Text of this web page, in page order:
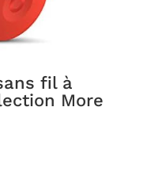
fil à
More